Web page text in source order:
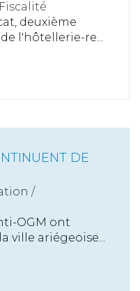
Fiscalité
deuxième
l'hôtellerie-re...
DE
/
OGM ont
ville ariégeoise...